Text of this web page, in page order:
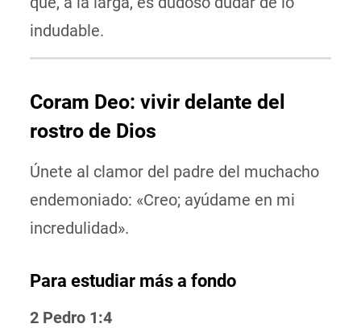
indudable.
Coram Deo: vivir delante del
rostro de Dios
Únete al clamor del padre del muchacho
endemoniado: «Creo; ayúdame en mi
incredulidad».
Para estudiar más a fondo
2 Pedro 1:4